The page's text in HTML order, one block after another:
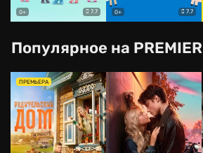
0+ 7.7 0+ 7.7
Популярное на PREMIER
ПРЕМЬЕРА